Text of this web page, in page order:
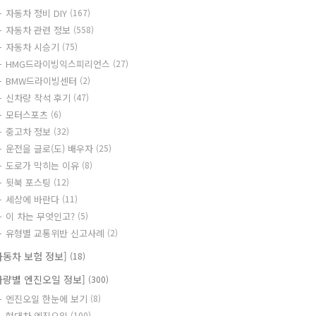
자동차 정비 DIY (167)
자동차 관련 정보 (558)
자동차 시승기 (75)
HMG드라이빙익스피리언스 (27)
BMW드라이빙센터 (2)
신차량 착석 후기 (47)
모터스포츠 (6)
중고차 정보 (32)
운전을 글로(도) 배우자 (25)
도로가 막히는 이유 (8)
뒷북 포스팅 (12)
세상에 바란다 (11)
이 차는 무엇인고? (5)
유형별 교통위반 신고사례 (2)
차 보험 정보] (18)
별 엔진오일 정보] (300)
엔진오일 한눈에 보기 (8)